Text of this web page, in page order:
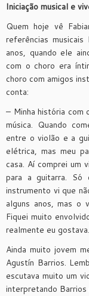
Iniciação musical e
Quem hoje vê
referências musicais
anos, quando ele
com o choro era
choro com amigos
conta:
– Minha história com
música. Quando
entre o violão e a
elétrica, mas meu
casa. Aí comprei um
para a guitarra.
instrumento vi que
alguns anos, mas o
Fiquei muito
realmente eu gostava.
Ainda muito jovem
Agustín Barrios.
escutava muito um
interpretando Barrios